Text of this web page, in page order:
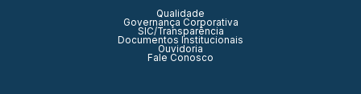
Qualidade
Governança Corporativa
SIC/Transparência
Documentos Institucionais
Ouvidoria
Fale Conosco